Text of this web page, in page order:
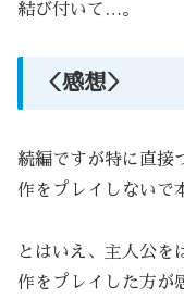
結び付いて…。
＜感想＞
続編ですが特に直接
作をプレイしないで
とはいえ、主人公を
作をプレイした方が